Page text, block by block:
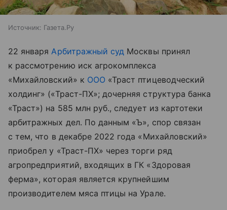
Источник: Газета.Ру
22 январяАрбитражный суд Москвы принял
к рассмотрению иск агрокомплекса
«Михайловский» к ООО «Траст птицеводческий
холдинг» («Траст-ПХ»; дочерняя структура банка
«Траст») на 585 млн руб., следует из картотеки
арбитражных дел. По данным «Ъ», спор связан
с тем, что в декабре 2022 года «Михайловский»
приобрел у «Траст-ПХ» через торги ряд
агропредприятий, входящих в ГК «Здоровая
ферма», которая является крупнейшим
производителем мяса птицы на Урале.